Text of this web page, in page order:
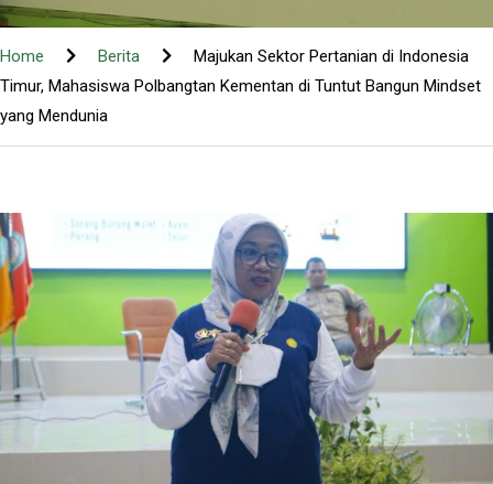
Home Berita
Majukan Sektor Pertanian di Indonesia
Timur, Mahasiswa Polbangtan Kementan di Tuntut Bangun Mindset
yang Mendunia